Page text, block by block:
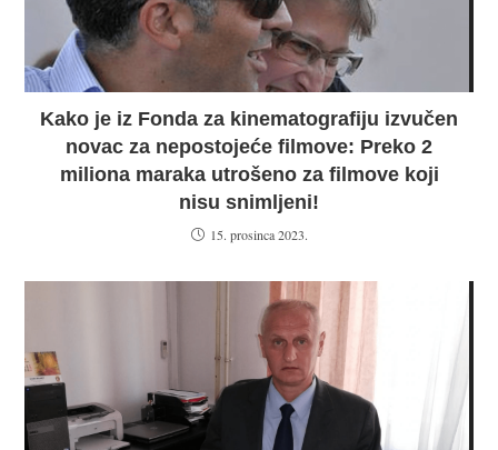
Kako je iz Fonda za kinematografiju izvučen
novac za nepostojeće filmove: Preko 2
miliona maraka utrošeno za filmove koji
nisu snimljeni!
15. prosinca 2023.